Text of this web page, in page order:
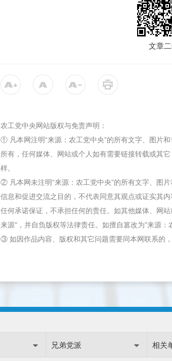
文章
农工党中央网站版权与免责声明：
① 凡本网注明“来源：农工党中央”的所有文字、图片
所有，任何媒体、网站或个人如有需要链接转载或其
样。
② 凡本网未注明“来源：农工党中央”的所有文字、图
信息和促进交流之目的，不代表同意其观点或证实其
任何承诺保证，不承担任何的责任。如其他媒体、网
来源"，并自负版权等法律责任。如擅自篡改为"来源：
③ 如因作品内容、版权和其它问题需要同本网联系的
兄弟党派 相关